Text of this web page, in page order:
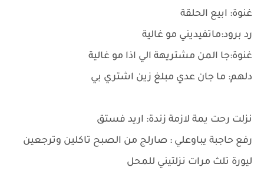
غنوة: ابيع الحلقة
رد برود:ماتفيديني مو غالية
غنوة:جا المن مشتريهة الي اذا مو غالية
دلهم: ما جان عدي مبلغ زين اشتري بي
نزلت رحت يمة لازمة زندة: اريد فستق
رفع حاجبة يباوعلي : صارلج من الصبح تاكلين وترجعين
ليورة تلث مرات نزلتيني للمحل